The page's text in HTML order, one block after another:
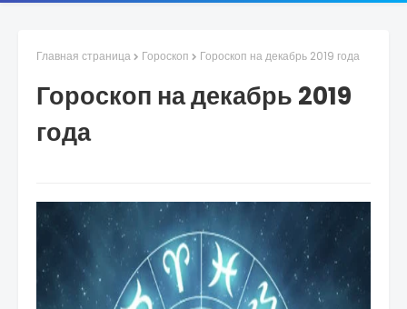
Главная страница Гороскоп Гороскоп на декабрь 2019 года
Гороскоп на декабрь 2019
года